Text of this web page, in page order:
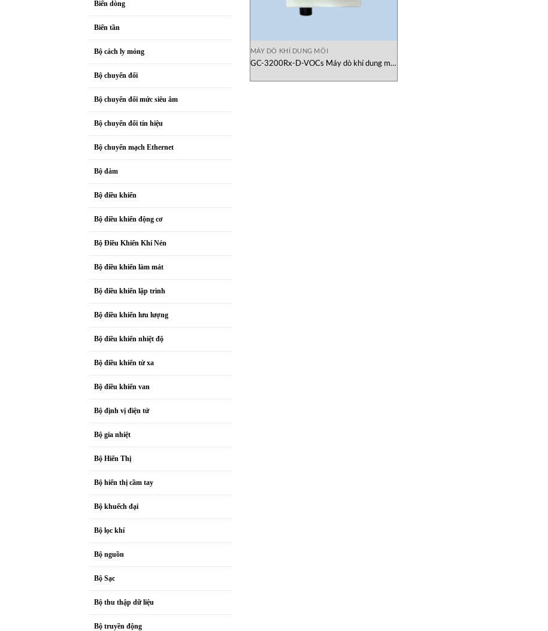
Biến dòng
Biến tần
Bộ cách ly mỏng
Bộ chuyển đổi
Bộ chuyển đổi mức siêu âm
Bộ chuyển đổi tín hiệu
Bộ chuyển mạch Ethernet
Bộ đàm
Bộ điều khiển
Bộ điều khiển động cơ
Bộ Điều Khiển Khí Nén
Bộ điều khiển làm mát
Bộ điều khiển lập trình
Bộ điều khiển lưu lượng
Bộ điều khiển nhiệt độ
Bộ điều khiển từ xa
Bộ điều khiển van
Bộ định vị điện tử
Bộ gia nhiệt
Bộ Hiển Thị
Bộ hiển thị cầm tay
Bộ khuếch đại
Bộ lọc khí
Bộ nguồn
Bộ Sạc
Bộ thu thập dữ liệu
Bộ truyền động
MÁY DÒ KHÍ DUNG MÔI
GC-3200Rx-D-VOCs Máy dò khí dung môi